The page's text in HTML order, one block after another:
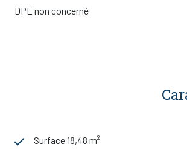
DPE non concerné
Surface 18,48 m²